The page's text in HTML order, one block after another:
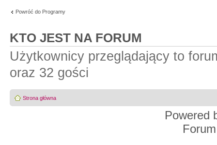
Powróć do Programy
KTO JEST NA FORUM
Użytkownicy przeglądający to
oraz 32 gości
Strona główna
Powered